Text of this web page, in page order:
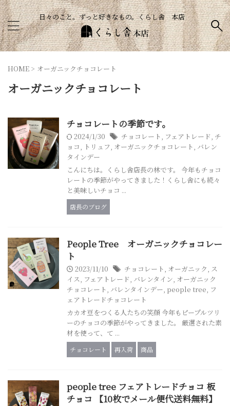
日々のこと。ずっと好きなもの。くらし舎 本店
HOME > オーガニックチョコレート
オーガニックチョコレート
チョコレートの季節です。
2024/1/30 チョコレート, フェアトレード, チ
ョコ, トリュフ, オーガニックチョコレート, バレン
タインデー
こんにちは。くらし舎店長の林です。 今年もチョコ
レートの季節がやってきました！くらし舎にも続々
と美味しいチョコ ...
店長のブログ
People Tree オーガニックチョコレー
ト
2023/11/10 チョコレート, オーガニック, ス
イス, フェアトレード, バレンタイン, オーガニック
チョコレート, バレンタインデー, people tree, フ
ェアトレードチョコレート
カカオ豆をつくる人たちの笑顔 今年もピープルツリ
ーのチョコの季節がやってきました。 厳選された素
材を使って、て ...
チョコレート 再入荷 商品
people tree フェアトレードチョコ 板
チョコ 【10枚でメール便代送料無料】